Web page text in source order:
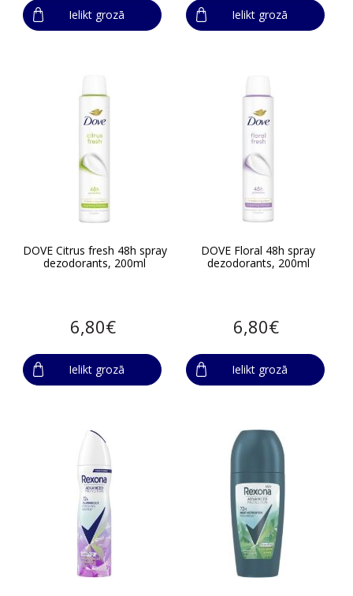
Ielikt grozā Ielikt grozā
DOVE Citrus fresh 48h spray
dezodorants, 200ml
6,80€
Ielikt grozā
DOVE Floral 48h spray
dezodorants, 200ml
6,80€
Ielikt grozā